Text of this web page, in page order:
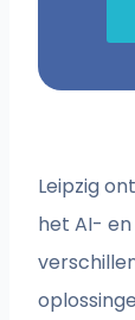
Leipzig
het AI-